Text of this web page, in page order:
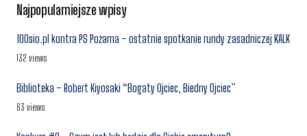
Najpopularniejsze wpisy
100sio.pl kontra PS Pożarna – ostatnie spotkanie rundy zasadniczej KALK
132 views
Biblioteka – Robert Kiyosaki “Bogaty Ojciec, Biedny Ojciec”
63 views